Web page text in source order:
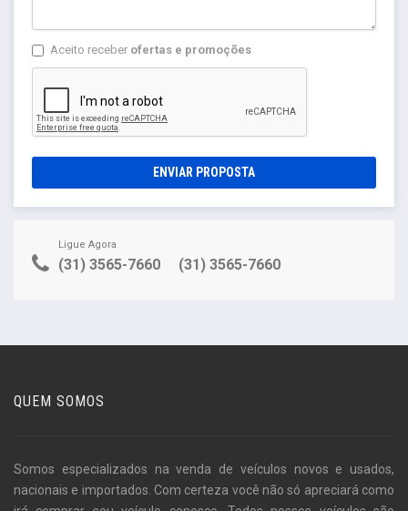
Aceito receber ofertas e promoções
ENVIAR PROPOSTA
Ligue Agora
(31) 3565-7660 (31) 3565-7660
QUEM SOMOS
Somos especializados na venda de veículos novos e usados,
nacionais e importados. Com certeza você não só apreciará como